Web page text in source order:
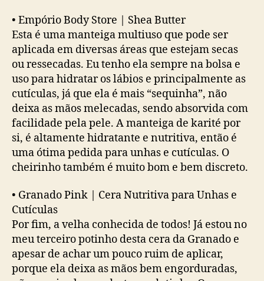
• Empório Body Store | Shea Butter
Esta é uma manteiga multiuso que pode ser
aplicada em diversas áreas que estejam secas
ou ressecadas. Eu tenho ela sempre na bolsa e
uso para hidratar os lábios e principalmente as
cutículas, já que ela é mais “sequinha”, não
deixa as mãos melecadas, sendo absorvida com
facilidade pela pele. A manteiga de karité por
si, é altamente hidratante e nutritiva, então é
uma ótima pedida para unhas e cutículas. O
cheirinho também é muito bom e bem discreto.
• Granado Pink | Cera Nutritiva para Unhas e
Cutículas
Por fim, a velha conhecida de todos! Já estou no
meu terceiro potinho desta cera da Granado e
apesar de achar um pouco ruim de aplicar,
porque ela deixa as mãos bem engorduradas,